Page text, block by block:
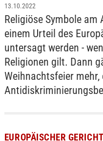
13.10.2022
Religiöse Symbole
einem Urteil des
untersagt werden -
Religionen gilt. Dann
Weihnachtsfeier
EUROPÄISCHER